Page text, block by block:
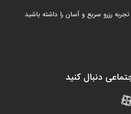
رزرو سریع و آسان را داشته باشید
دنبال کنید